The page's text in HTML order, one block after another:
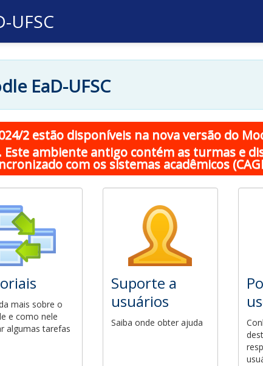
UFSC
EaD-UFSC
2 estão disponíveis na nova versão do
ambiente antigo contém as turmas e
com os sistemas acadêmicos
mais sobre o
e como nele
algumas tarefas
Suporte a
usuários
Saiba onde obter ajuda